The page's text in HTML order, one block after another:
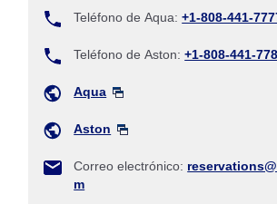
Teléfono de Aqua:+1-808-441-
Teléfono de Aston:+1-808-441-
Aqua
Aston
Correo electrónico:
m